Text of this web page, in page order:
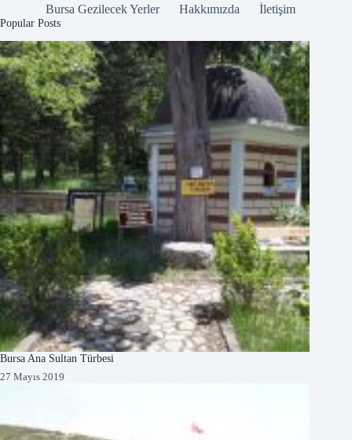
Bursa Gezilecek Yerler Hakkımızda İletişim
Popular Posts
Bursa Ana Sultan Türbesi
27 Mayıs 2019